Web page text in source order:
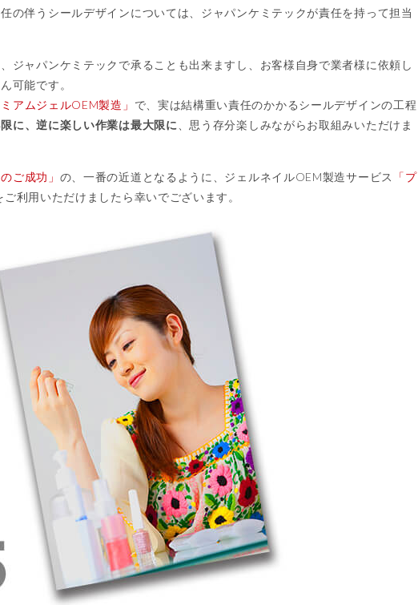
の伴うシールデザインについては、ジャパンケミテックが責任を持って担当
ジャパンケミテックで承ることも出来ますし、お客様自身で業者様に依頼し
可能です。
ミアムジェルOEM製造」 で、実は結構重い責任のかかるシールデザインの工程
に、逆に楽しい作業は最大限に 、思う存分楽しみながらお取組みいただけま
ご成功」 の、一番の近道となるように、ジェルネイルOEM製造サービス
「プ
ご利用いただけましたら幸いでございます。